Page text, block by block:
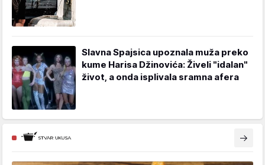
Slavna Spajsica upoznala muža preko
kume Harisa Džinovića: Živeli "idalan"
život, a onda isplivala sramna afera